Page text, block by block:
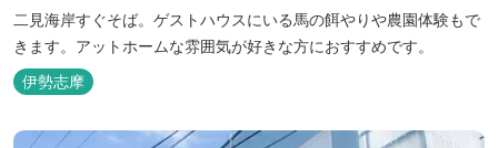
二見海岸すぐそば。ゲストハウスにいる馬の餌やりや農園体験もで
きます。アットホームな雰囲気が好きな方におすすめです。
伊勢志摩